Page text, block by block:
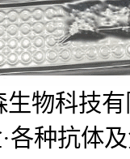
物科技有
各种抗体